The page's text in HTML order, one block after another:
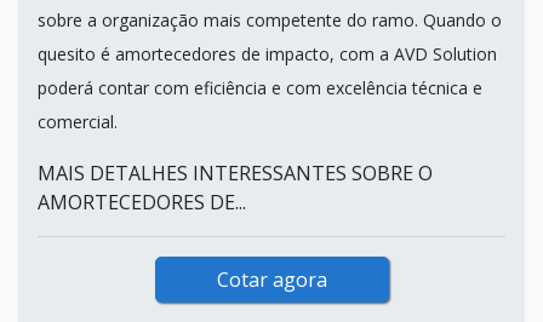
sobre a organização mais competente do ramo. Quando o
quesito é amortecedores de impacto, com a AVD Solution
poderá contar com eficiência e com excelência técnica e
comercial.
MAIS DETALHES INTERESSANTES SOBRE O
AMORTECEDORES DE...
Cotar agora